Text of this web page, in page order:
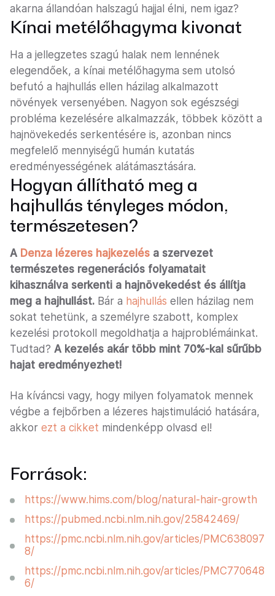
akarna állandóan halszagú hajjal élni, nem igaz?
Kínai metélőhagyma kivonat
Ha a jellegzetes szagú halak nem lennének
elegendőek, a kínai metélőhagyma sem utolsó
befutó a hajhullás ellen házilag alkalmazott
növények versenyében. Nagyon sok egészségi
probléma kezelésére alkalmazzák, többek között a
hajnövekedés serkentésére is, azonban nincs
megfelelő mennyiségű humán kutatás
eredményességének alátámasztására.
Hogyan állítható meg a
hajhullás tényleges módon,
természetesen?
A Denza lézeres hajkezelés a szervezet
természetes regenerációs folyamatait
kihasználva serkenti a hajnövekedést és állítja
meg a hajhullást. Bár a hajhullás ellen házilag nem
sokat tehetünk, a személyre szabott, komplex
kezelési protokoll megoldhatja a hajproblémáinkat.
Tudtad? A kezelés akár több mint 70%-kal sűrűbb
hajat eredményezhet!
Ha kíváncsi vagy, hogy milyen folyamatok mennek
végbe a fejbőrben a lézeres hajstimuláció hatására,
akkor ezt a cikket mindenképp olvasd el!
Források:
https://www.hims.com/blog/natural-hair-growth
https://pubmed.ncbi.nlm.nih.gov/25842469/
https://pmc.ncbi.nlm.nih.gov/articles/PMC638097
8/
https://pmc.ncbi.nlm.nih.gov/articles/PMC770648
6/